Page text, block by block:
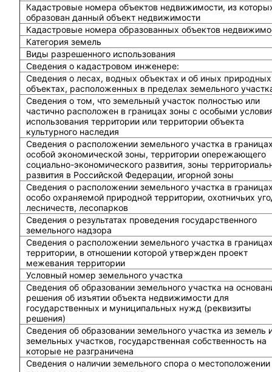
Кадастровые номера объектов недвижимости, из
образован данный объект недвижимости
Кадастровые номера образованных объектов
Категория земель
Виды разрешенного использования
Сведения о кадастровом инженере:
Cведения о лесах, водных объектах и об иных природных
объектах, расположенных в пределах земельного
Сведения о том, что земельный участок полностью или
частично расположен в границах зоны с особыми
использования территории или территории объекта
культурного наследия
Сведения о расположении земельного участка в
особой экономической зоны, территории опережающего
социально-экономического развития, зоны
развития в Российской Федерации, игорной зоны
Сведения о расположении земельного участка в
особо охраняемой природной территории, охотничьих
лесничеств, лесопарков
Сведения о результатах проведения государственного
земельного надзора
Сведения о расположении земельного участка в
территории, в отношении которой утвержден проект
межевания территории
Условный номер земельного участка
Сведения об образовании земельного участка на
решения об изъятии объекта недвижимости для
государственных и муниципальных нужд (реквизиты
решения)
Сведения об образовании земельного участка из земель
земельных участков, государственная собственность на
которые не разграничена
Сведения о наличии земельного спора о местоположении